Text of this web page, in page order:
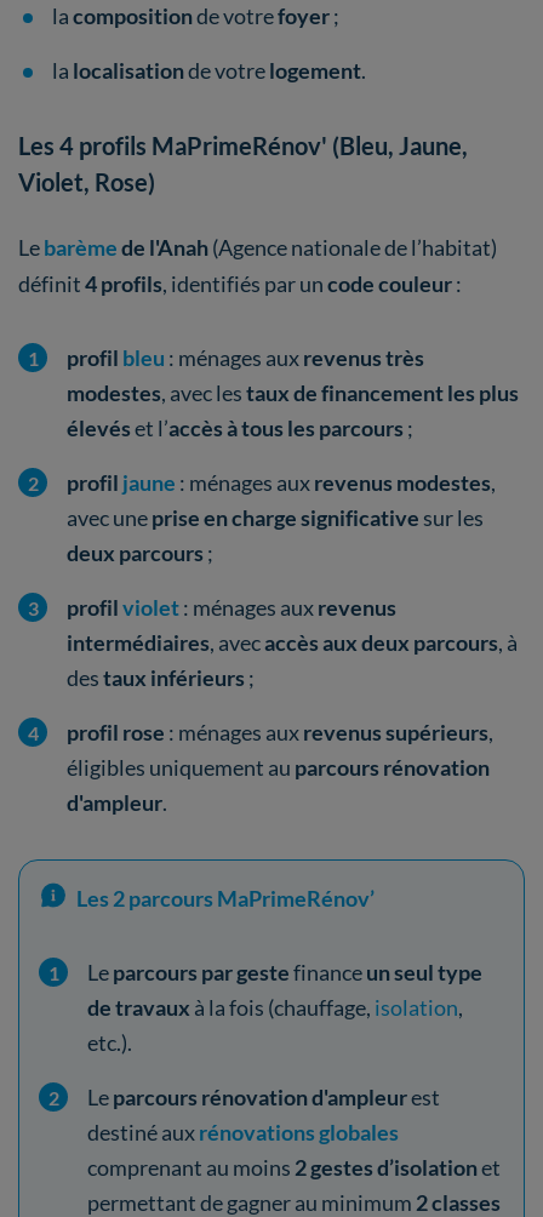
lacompositionde votrefoyer;
la localisationde votrelogement.
Les 4 profils MaPrimeRénov' (Bleu, Jaune,
Violet, Rose)
Lebarèmede l'Anah(Agence nationale de l’habitat)
définit4 profils, identifiés par uncode couleur:
profil bleu : ménages auxrevenus très
modestes, avec lestaux de financement les plus
élevéset l’accès à tous les parcours ;
profil jaune : ménages auxrevenus modestes,
avec uneprise en charge significative sur les
deux parcours ;
profilviolet: ménages auxrevenus
intermédiaires, avecaccès aux deux parcours, à
destaux inférieurs ;
profil rose : ménages auxrevenus supérieurs,
éligibles uniquement au parcours rénovation
d'ampleur.
Les 2 parcours MaPrimeRénov’
Leparcours par gestefinanceun seul type
de travaux à la fois (chauffage, isolation,
etc.).
Leparcours rénovation d'ampleurest
destiné auxrénovations globales
comprenant au moins 2 gestes d’isolationet
permettant de gagner au minimum 2 classes